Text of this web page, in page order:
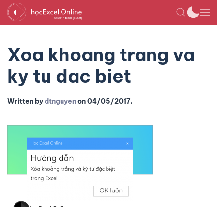
Xoa khoang trang va
ky tu dac biet
Written bydtnguyenon04/05/2017.